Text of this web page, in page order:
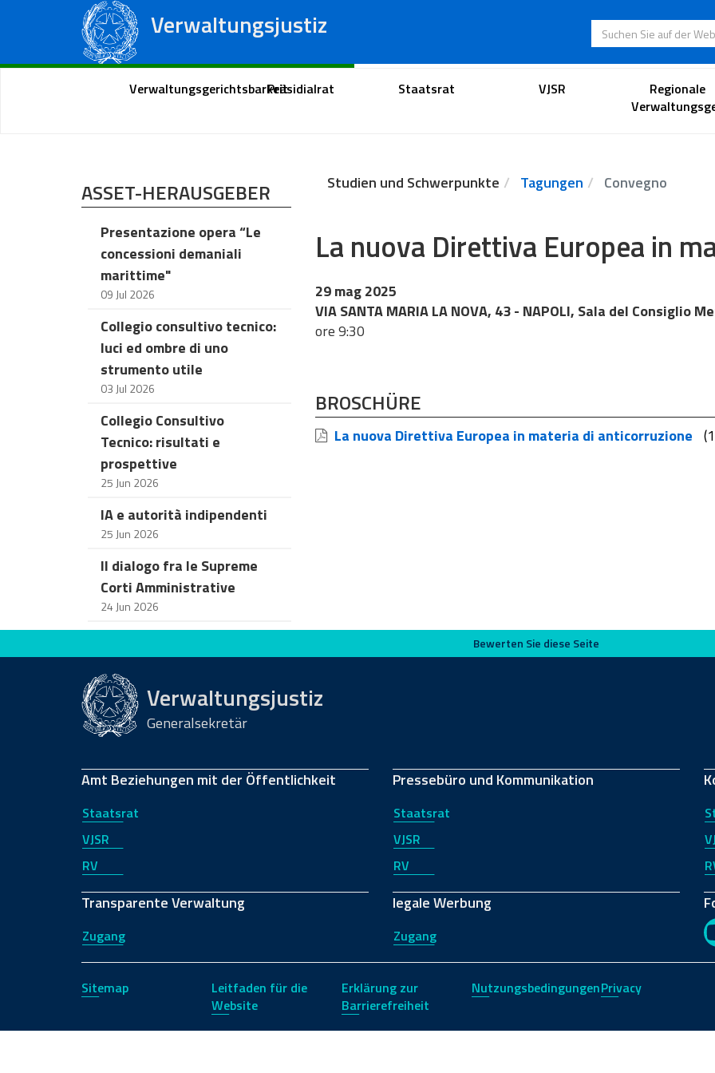
Verwaltungsjustiz
Regionale Verwaltungsgerichte
Suchen Sie auf der
Portal des Bürgers Anwaltsportal
VerwaltungsgerichtsbarkeitPräsidialrat Staatsrat VJSR
Regionale
ASSET-HERAUSGEBER
Presentazione opera “Le
concessioni demaniali
marittime"
09 Jul 2026
Collegio consultivo tecnico:
luci ed ombre di uno
strumento utile
03 Jul 2026
Collegio Consultivo
Tecnico: risultati e
prospettive
25 Jun 2026
IA e autorità indipendenti
25 Jun 2026
Il dialogo fra le Supreme
Corti Amministrative
24 Jun 2026
Studien und Schwerpunkte Tagungen Convegno
La nuova Direttiva Europea in
29 mag 2025
VIA SANTA MARIA LA NOVA, 43 - NAPOLI, Sala del Consiglio
ore 9:30
BROSCHÜRE
La nuova Direttiva Europea in materia di anticorruzione
Bewerten Sie diese Seite Bewerten Sie diese Seite
Verwaltungsjustiz
Generalsekretär
Amt Beziehungen mit der Öffentlichkeit
Staatsrat
VJSR
RV
Transparente Verwaltung
Zugang
Pressebüro und Kommunikation
Staatsrat
VJSR
RV
legale Werbung
Zugang
Sitemap
Leitfaden für die
Website
Erklärung zur
Barrierefreiheit
NutzungsbedingungenPrivacy